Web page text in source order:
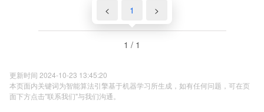
< 1 >
1 / 1
更新时间 2024-10-23 13:45:20
本页面内关键词为智能算法引擎基于机器学习所生成，如有任何问题，可在页
面下方点击"联系我们"与我们沟通。